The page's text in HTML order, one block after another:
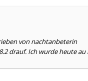
von nachtanbeterin
drauf. Ich wurde heute